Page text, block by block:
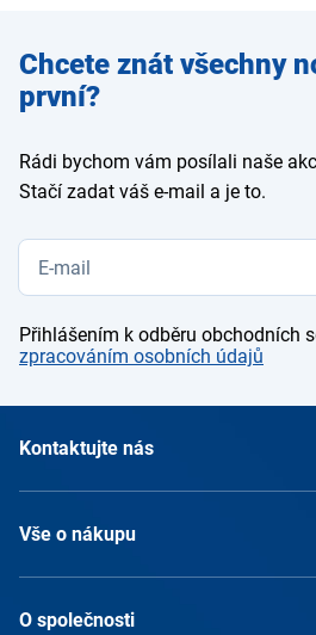
Zadejte
e-mail
Chcete znát všechny
první?
Rádi bychom vám posílali naše
Stačí zadat váš e-mail a je to.
Přihlášením k odběru obchodních
zpracováním osobních údajů
Kontaktujte nás
Vše o nákupu
O společnosti